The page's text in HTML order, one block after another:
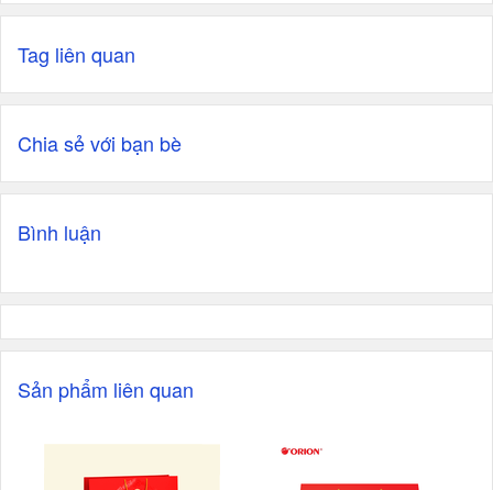
Tag liên quan
Chia sẻ với bạn bè
Bình luận
Sản phẩm liên quan